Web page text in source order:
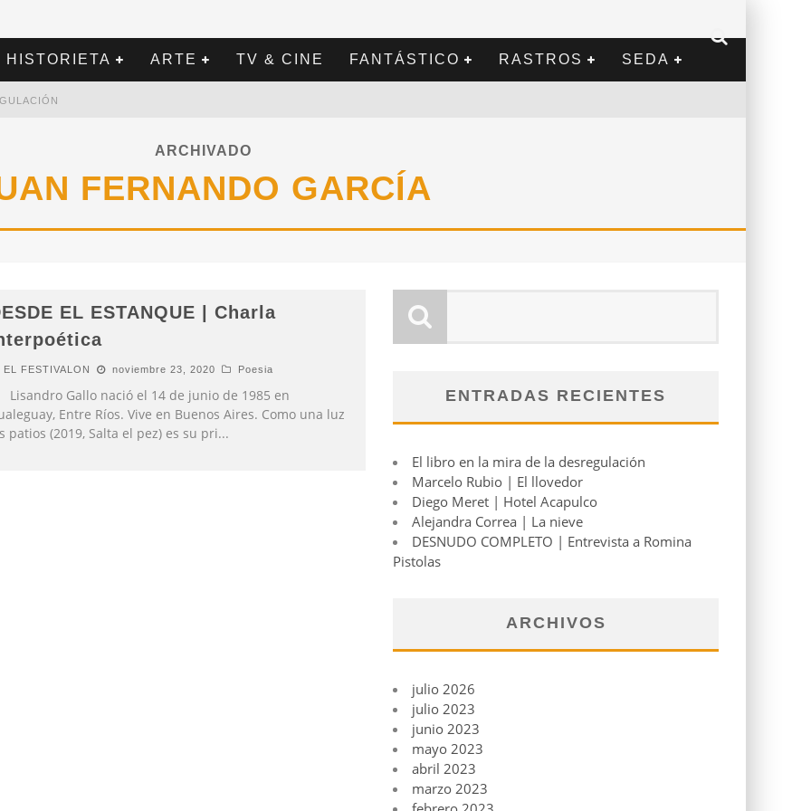
HISTORIETA ARTE TV & CINE FANTÁSTICO RASTROS SEDA
ARCHIVADO
FERNANDO GARCÍA
EL ESTANQUE | Charla
EL FESTIVALON noviembre 23, 2020 Poesia
Gallo nació el 14 de junio de 1985 en
Entre Ríos. Vive en Buenos Aires. Como una luz
patios (2019, Salta el pez) es su pri...
ENTRADAS RECIENTES
El libro en la mira de la desregulación
Marcelo Rubio | El llovedor
Diego Meret | Hotel Acapulco
Alejandra Correa | La nieve
DESNUDO COMPLETO | Entrevista a Romina
Pistolas
ARCHIVOS
julio 2026
julio 2023
junio 2023
mayo 2023
abril 2023
marzo 2023